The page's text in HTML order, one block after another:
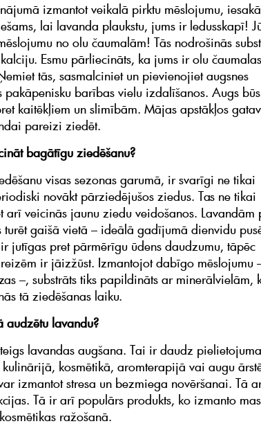
izmantot veikalā pirktu mēslojumu,
lai lavanda plaukstu, jums ir ledusskapī!
no olu čaumalām! Tās nodrošinās
Esmu pārliecināts, ka jums ir olu
tās, sasmalciniet un pievienojiet augsnes
pakāpenisku barības vielu izdalīšanos. Augs būs
kaitēkļiem un slimībām. Mājas apstākļos
pareizi ziedēt.
bagātīgu ziedēšanu?
visas sezonas garumā, ir svarīgi ne tikai
novākt pārziedējušos ziedus. Tas ne tikai
arī veicinās jaunu ziedu veidošanos. Lavandām
turēt gaišā vietā – ideālā gadījumā dienvidu
jutīgas pret pārmērīgu ūdens daudzumu, tāpēc
ir jāizžūst. Izmantojot dabīgo mēslojumu
–, substrāts tiks papildināts ar minerālvielām,
tā ziedēšanas laiku.
audzētu lavandu?
lavandas augšana. Tai ir daudz pielietojuma
kosmētikā, aromterapijā vai augu
izmantot stresa un bezmiega novēršanai. Tā
Tā ir arī populārs produkts, ko izmanto
ražošanā.